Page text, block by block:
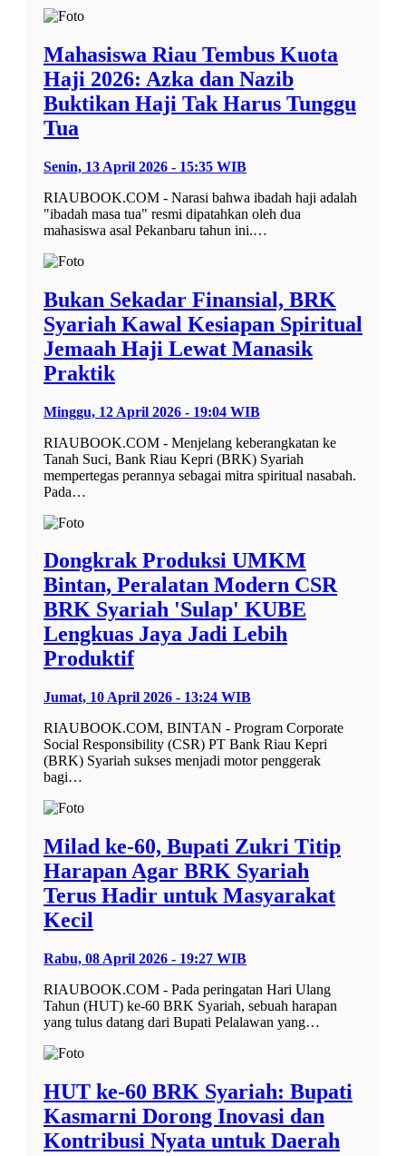
Mahasiswa Riau Tembus Kuota
Haji 2026: Azka dan Nazib
Buktikan Haji Tak Harus Tunggu
Tua
Senin, 13 April 2026 - 15:35 WIB
RIAUBOOK.COM - Narasi bahwa ibadah haji adalah
"ibadah masa tua" resmi dipatahkan oleh dua
mahasiswa asal Pekanbaru tahun ini.…
Bukan Sekadar Finansial, BRK
Syariah Kawal Kesiapan Spiritual
Jemaah Haji Lewat Manasik
Praktik
Minggu, 12 April 2026 - 19:04 WIB
RIAUBOOK.COM - Menjelang keberangkatan ke
Tanah Suci, Bank Riau Kepri (BRK) Syariah
mempertegas perannya sebagai mitra spiritual nasabah.
Pada…
Dongkrak Produksi UMKM
Bintan, Peralatan Modern CSR
BRK Syariah 'Sulap' KUBE
Lengkuas Jaya Jadi Lebih
Produktif
Jumat, 10 April 2026 - 13:24 WIB
RIAUBOOK.COM, BINTAN - Program Corporate
Social Responsibility (CSR) PT Bank Riau Kepri
(BRK) Syariah sukses menjadi motor penggerak
bagi…
Milad ke-60, Bupati Zukri Titip
Harapan Agar BRK Syariah
Terus Hadir untuk Masyarakat
Kecil
Rabu, 08 April 2026 - 19:27 WIB
RIAUBOOK.COM - Pada peringatan Hari Ulang
Tahun (HUT) ke-60 BRK Syariah, sebuah harapan
yang tulus datang dari Bupati Pelalawan yang…
HUT ke-60 BRK Syariah: Bupati
Kasmarni Dorong Inovasi dan
Kontribusi Nyata untuk Daerah